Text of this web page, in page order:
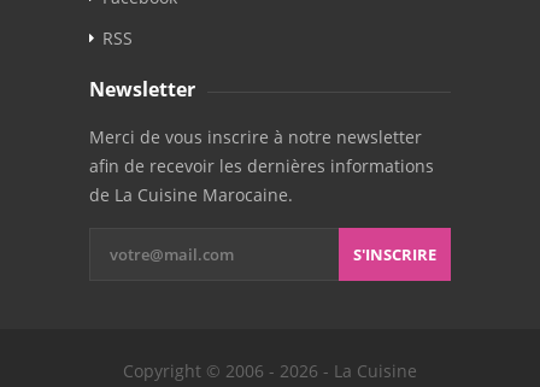
RSS
Newsletter
Merci de vous inscrire à notre newsletter
afin de recevoir les dernières informations
de La Cuisine Marocaine.
S'INSCRIRE
Copyright © 2006 - 2026 - La Cuisine